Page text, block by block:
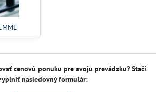
cenovú ponuku pre svoju prevádzku? Stačí
nasledovný formulár: